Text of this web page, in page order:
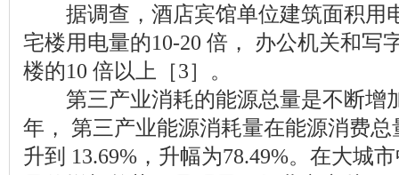
据调查，酒店宾馆单位建筑面积用
宅楼用电量的10-20 倍， 办公机关和写
楼的10 倍以上［3］。
第三产业消耗的能源总量是不断增加
年， 第三产业能源消耗量在能源消费总
升到 13.69%，升幅为78.49%。在大城